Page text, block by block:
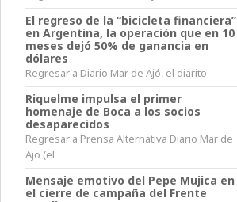
El regreso de la “bicicleta financiera”
en Argentina, la operación que en 10
meses dejó 50% de ganancia en
dólares
Regresar a Diario Mar de Ajó, el diarito –
Riquelme impulsa el primer
homenaje de Boca a los socios
desaparecidos
Regresar a Prensa Alternativa Diario Mar de
Ajo (el
Mensaje emotivo del Pepe Mujica en
el cierre de campaña del Frente